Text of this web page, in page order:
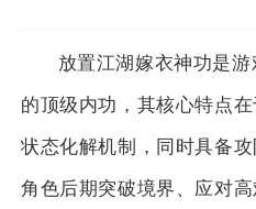
放置江湖嫁衣神功是
的顶级内功，其核心特点
状态化解机制，同时具备
角色后期突破境界、应对